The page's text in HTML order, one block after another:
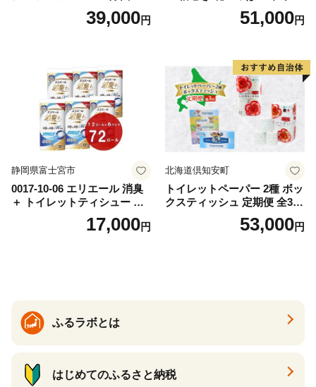
替（43枚×3P）×24袋 日用品
おもちゃ 拭き取り 手拭き 外
39,000円
ットペーパー ダブル 45ｍ 計
72ロール 全18種 花柄 プリン
ー 消耗品 備蓄 送料無料 北海
道 倶知安町 日用品
51,000円
静岡県富士宮市
0017-10-06 エリエール 消臭
＋ トイレットティシュー し
っかり香るフレッシュクリア
の香り ダブル 12ロール×6パ
17,000円
北海道倶知安町
トイレットペーパー 2種 ボッ
クスティッシュ 定期便 全3
回 日本製 まとめ買い 防災
常備品 日用雑貨 消耗品 生活
53,000円
ふるラボとは
はじめてのふるさと納税